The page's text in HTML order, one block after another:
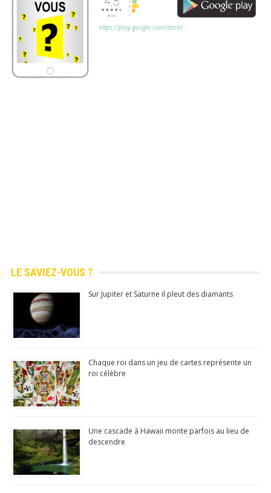
https://play.google.com/store/…
LE SAVIEZ-VOUS ?
Sur Jupiter et Saturne il pleut des diamants
Chaque roi dans un jeu de cartes représente un
roi célèbre
Une cascade à Hawaii monte parfois au lieu de
descendre